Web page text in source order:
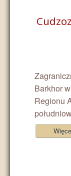
Barkhor
Regionu